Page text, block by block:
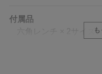
付属品
六角レンチ × 2サイズ